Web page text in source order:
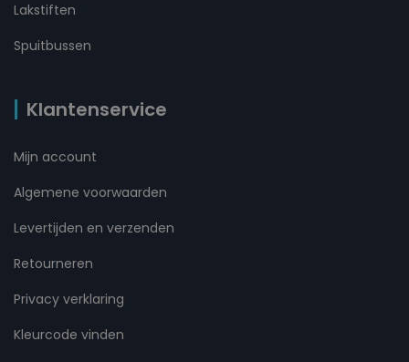
Lakstiften
Spuitbussen
Klantenservice
Mijn account
Algemene voorwaarden
Levertijden en verzenden
Retourneren
Privacy verklaring
Kleurcode vinden